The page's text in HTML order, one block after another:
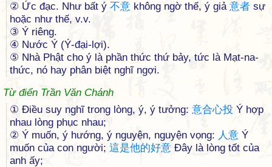
② Ức đạc. Như bất ý 不意 không ngờ thế, ý giả 意者 sự
hoặc như thế, v.v.
③ Ý riêng.
④ Nước Ý (Ý-đại-lợi).
⑤ Nhà Phật cho ý là phần thức thứ bảy, tức là Mạt-na-
thức, nó hay phân biệt nghĩ ngợi.
Từ điển Trần Văn Chánh
① Điều suy nghĩ trong lòng, ý, ý tưởng: 意合心投 Ý hợp
nhau lòng phục nhau;
② Ý muốn, ý hướng, ý nguyện, nguyện vọng: 人意 Ý
muốn của con người; 這是他的好意 Đây là lòng tốt của
anh ấy;